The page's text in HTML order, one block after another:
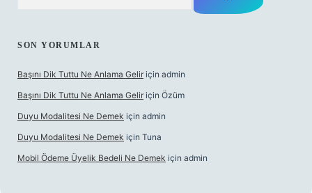
SON YORUMLAR
Başını Dik Tuttu Ne Anlama Gelir için admin
Başını Dik Tuttu Ne Anlama Gelir için Özüm
Duyu Modalitesi Ne Demek için admin
Duyu Modalitesi Ne Demek için Tuna
Mobil Ödeme Üyelik Bedeli Ne Demek için admin